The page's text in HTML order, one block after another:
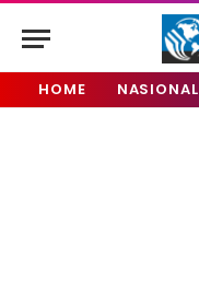
HOME NASIONAL